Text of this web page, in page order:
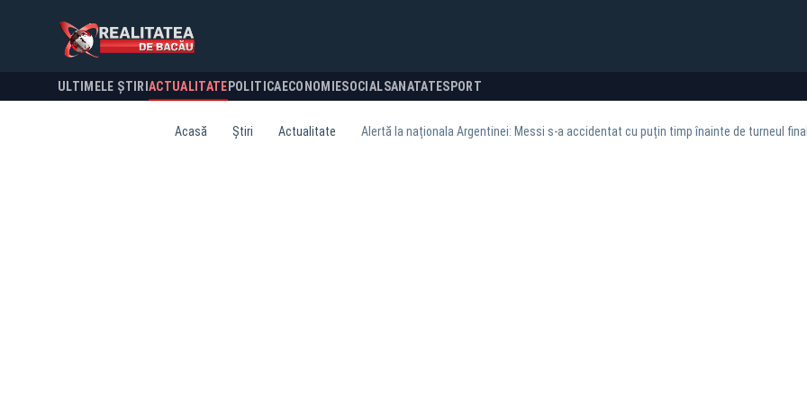
ULTIMELE ȘTIRI ACTUALITATE POLITICA ECONOMIESOCIALSANATATESPORT
Acasă Știri Actualitate Alertă la naționala Argentinei: Messi s-a accidentat cu puțin timp înainte de turneul final